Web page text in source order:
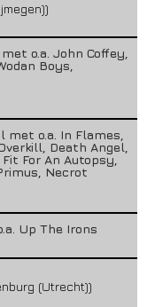
o.a. John Coffey,
Boys,
o.a. In Flames,
Death Angel,
For An Autopsy,
Necrot
Up The Irons
(Utrecht))